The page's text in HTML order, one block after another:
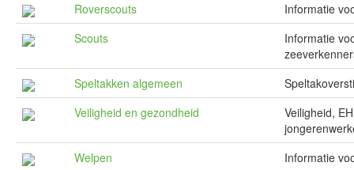
Roverscouts
Informatie
Scouts
Informatie
Speltakken algemeen
Veiligheid en gezondheid
Veiligheid,
Welpen
Informatie